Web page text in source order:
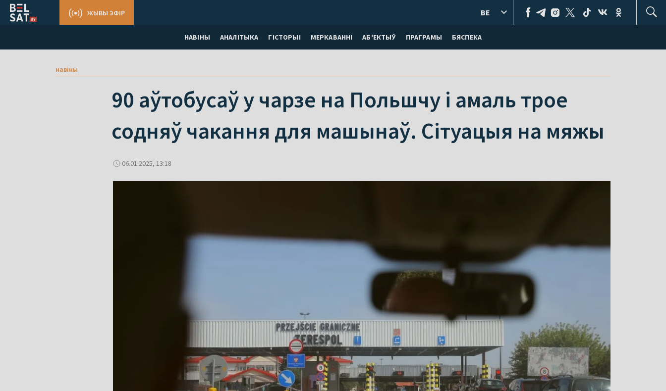
НАВІНЫ АНАЛІТЫКА ГІСТОРЫІ МЕРКАВАННI АБ'ЕКТЫЎ ПРАГРАМЫ БЯСПЕКА
ЖЫВЫ ЭФІР BE
навіны
90 аўтобусаў у чарзе на Польшчу і амаль трое
содняў чакання для машынаў. Сітуацыя на мяжы
06.01.2025, 13:18